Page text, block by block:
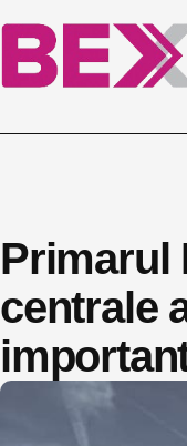
Primarul
centrale